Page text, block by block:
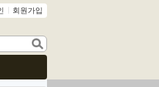
회원가입